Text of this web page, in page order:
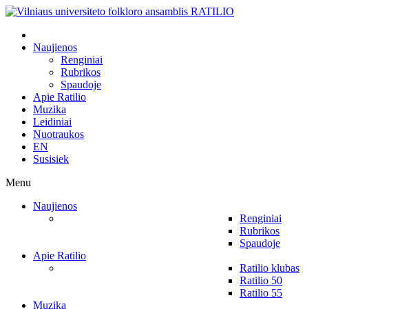
Naujienos
Renginiai
Rubrikos
Spaudoje
Apie Ratilio
Muzika
Leidiniai
Nuotraukos
EN
Susisiek
Menu
Naujienos
Renginiai
Rubrikos
Spaudoje
Apie Ratilio
Ratilio klubas
Ratilio 50
Ratilio 55
Muzika